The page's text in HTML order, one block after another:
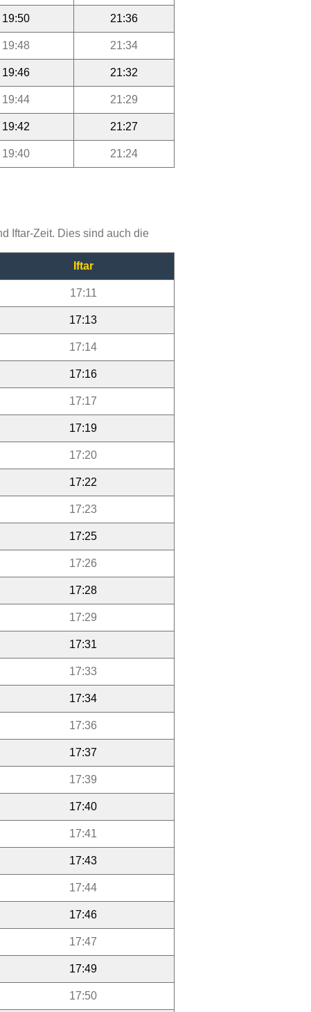
19:50 21:36
19:48 21:34
19:46 21:32
19:44 21:29
19:42 21:27
19:40 21:24
Iftar-Zeit. Dies sind auch die
Iftar
17:11
17:13
17:14
17:16
17:17
17:19
17:20
17:22
17:23
17:25
17:26
17:28
17:29
17:31
17:33
17:34
17:36
17:37
17:39
17:40
17:41
17:43
17:44
17:46
17:47
17:49
17:50